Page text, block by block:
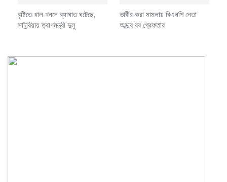
বৃষ্টিতে খাল খননে ব্যাঘাত ঘটেছে,
সাটুরিয়ায় ত্রাণমন্ত্রী দুলু
ভাবীর করা মামলায় বিএনপি নেতা
আব্দুর রব গ্রেফতার